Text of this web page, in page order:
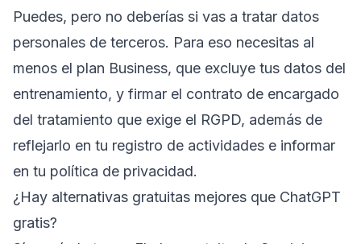
Puedes, pero no deberías si vas a tratar datos
personales de terceros. Para eso necesitas al
menos el plan Business, que excluye tus datos del
entrenamiento, y firmar el contrato de encargado
del tratamiento que exige el RGPD, además de
reflejarlo en tu registro de actividades e informar
en tu política de privacidad.
¿Hay alternativas gratuitas mejores que ChatGPT
gratis?